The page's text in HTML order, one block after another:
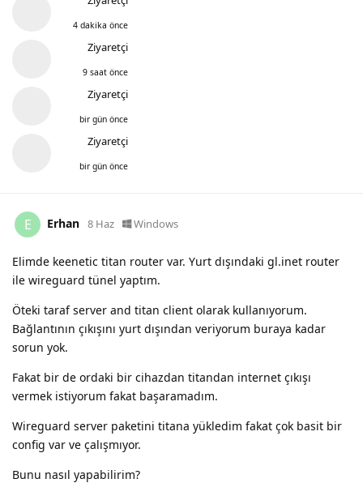
4 dakika önce
Ziyaretçi
9 saat önce
Ziyaretçi
bir gün önce
Ziyaretçi
bir gün önce
E Erhan 8 Haz Windows
Elimde keenetic titan router var. Yurt dışındaki gl.inet router
ile wireguard tünel yaptım.
Öteki taraf server and titan client olarak kullanıyorum.
Bağlantının çıkışını yurt dışından veriyorum buraya kadar
sorun yok.
Fakat bir de ordaki bir cihazdan titandan internet çıkışı
vermek istiyorum fakat başaramadım.
Wireguard server paketini titana yükledim fakat çok basit bir
config var ve çalışmıyor.
Bunu nasıl yapabilirim?